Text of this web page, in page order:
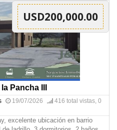
USD200,000.00
Pancha III
19/07/2026
416 total vistas, 0
excelente ubicación en barrio